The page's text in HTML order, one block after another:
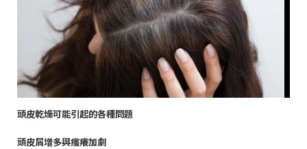
頭皮乾燥可能引起的各種問題
頭皮屑增多與瘙癢加劇